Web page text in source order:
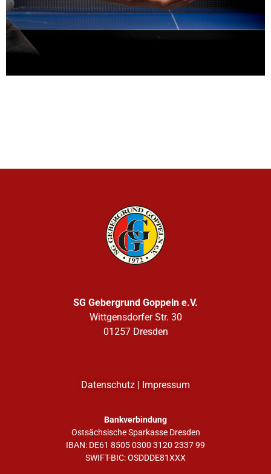
SG Gebergrund Goppeln e.V.
Wittgensdorfer Str. 30
01257 Dresden
Datenschutz Impressum
Bankverbindung
Ostsächsische Sparkasse Dresden
IBAN: DE61 8505 0300 3120 2337 99
SWIFT-BIC: OSDDDE81XXX